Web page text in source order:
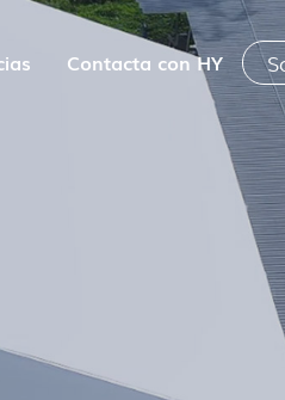
Contacta con HY